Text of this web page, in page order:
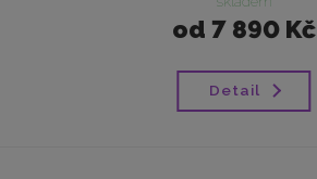
od 7 890 Kč
Detail